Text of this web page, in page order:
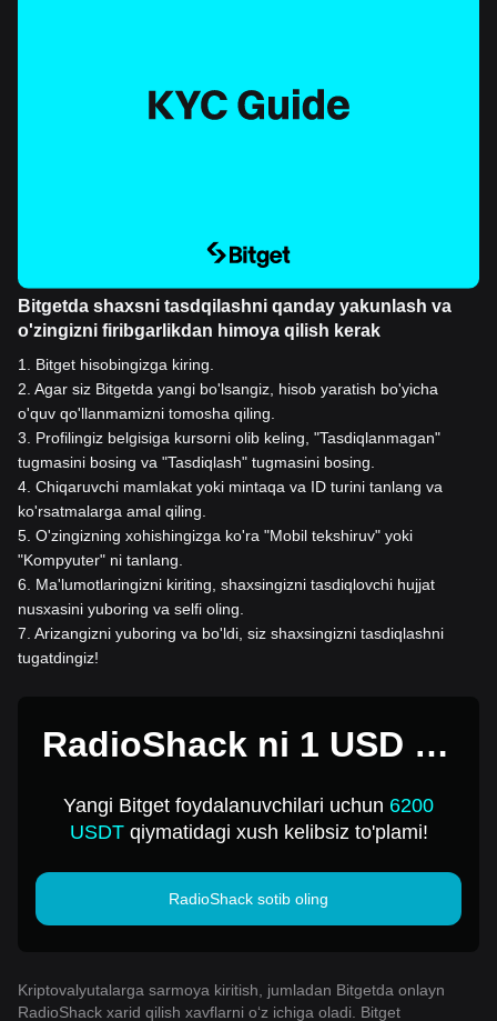
Bitgetda shaxsni tasdqilashni qanday yakunlash va
o'zingizni firibgarlikdan himoya qilish kerak
1
Bitget hisobingizga kiring.
2 Agar siz Bitgetda yangi bo'lsangiz, hisob yaratish bo'yicha
o'quv qo'llanmamizni tomosha qiling.
3
Profilingiz belgisiga kursorni olib keling, "Tasdiqlanmagan"
tugmasini bosing va "Tasdiqlash" tugmasini bosing.
4 Chiqaruvchi mamlakat yoki mintaqa va ID turini tanlang va
ko'rsatmalarga amal qiling.
5 O'zingizning xohishingizga ko'ra "Mobil tekshiruv" yoki
"Kompyuter" ni tanlang.
6
Ma'lumotlaringizni kiriting, shaxsingizni tasdiqlovchi hujjat
nusxasini yuboring va selfi oling.
7 Arizangizni yuboring va bo'ldi, siz shaxsingizni tasdiqlashni
tugatdingiz!
RadioShack ni 1 USD ga
Yangi Bitget foydalanuvchilari uchun 6200
USDTqiymatidagi xush kelibsiz to'plami!
RadioShack sotib oling
Kriptovalyutalarga sarmoya kiritish, jumladan Bitgetda onlayn
RadioShack xarid qilish xavflarni o‘z ichiga oladi. Bitget